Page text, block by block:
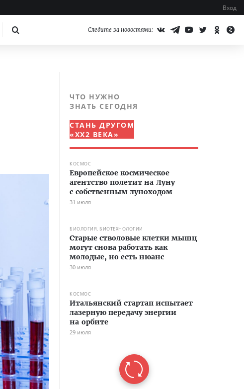
Вход
Следите за новостями:
ЧТО НУЖНО
ЗНАТЬ СЕГОДНЯ
СТАНЬ ДРУГОМ
«XX2 ВЕКА»
КОСМОС
Европейское космическое
агентство полетит на Луну
с собственным луноходом
31 июля
БИОЛОГИЯ, БИОТЕХНОЛОГИИ
Старые стволовые клетки мышц
могут снова работать как
молодые, но есть нюанс
30 июля
КОСМОС
Итальянский стартап испытает
лазерную передачу энергии
на орбите
29 июля